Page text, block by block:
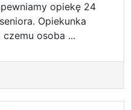
opiekę 24
Opiekunka
osoba ...